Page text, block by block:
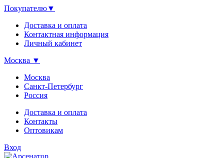
Покупателю▼
Доставка и оплата
Контактная информация
Личный кабинет
Москва ▼
Москва
Санкт-Петербург
Россия
Доставка и оплата
Контакты
Оптовикам
Вход